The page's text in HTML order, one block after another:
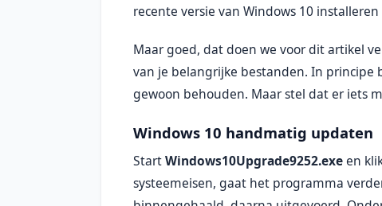
recente versie van Windows 10
Maar goed, dat doen we voor dit artikel
van je belangrijke bestanden. In
gewoon behouden. Maar stel dat er iets
Windows 10 handmatig updaten
StartWindows10Upgrade9252.exeen
systeemeisen, gaat het programma